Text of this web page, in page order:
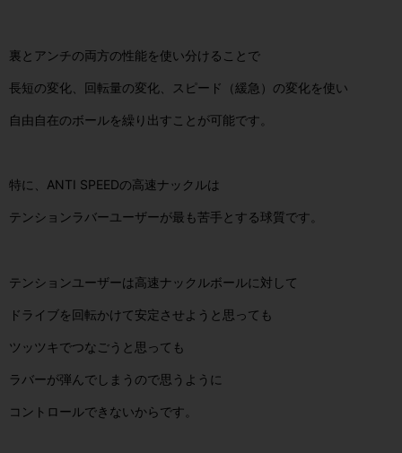
裏とアンチの両方の性能を使い分けることで
長短の変化、回転量の変化、スピード（緩急）の変化を使い
自由自在のボールを繰り出すことが可能です。
特に、ANTI SPEEDの高速ナックルは
テンションラバーユーザーが最も苦手とする球質です。
テンションユーザーは高速ナックルボールに対して
ドライブを回転かけて安定させようと思っても
ツッツキでつなごうと思っても
ラバーが弾んでしまうので思うように
コントロールできないからです。